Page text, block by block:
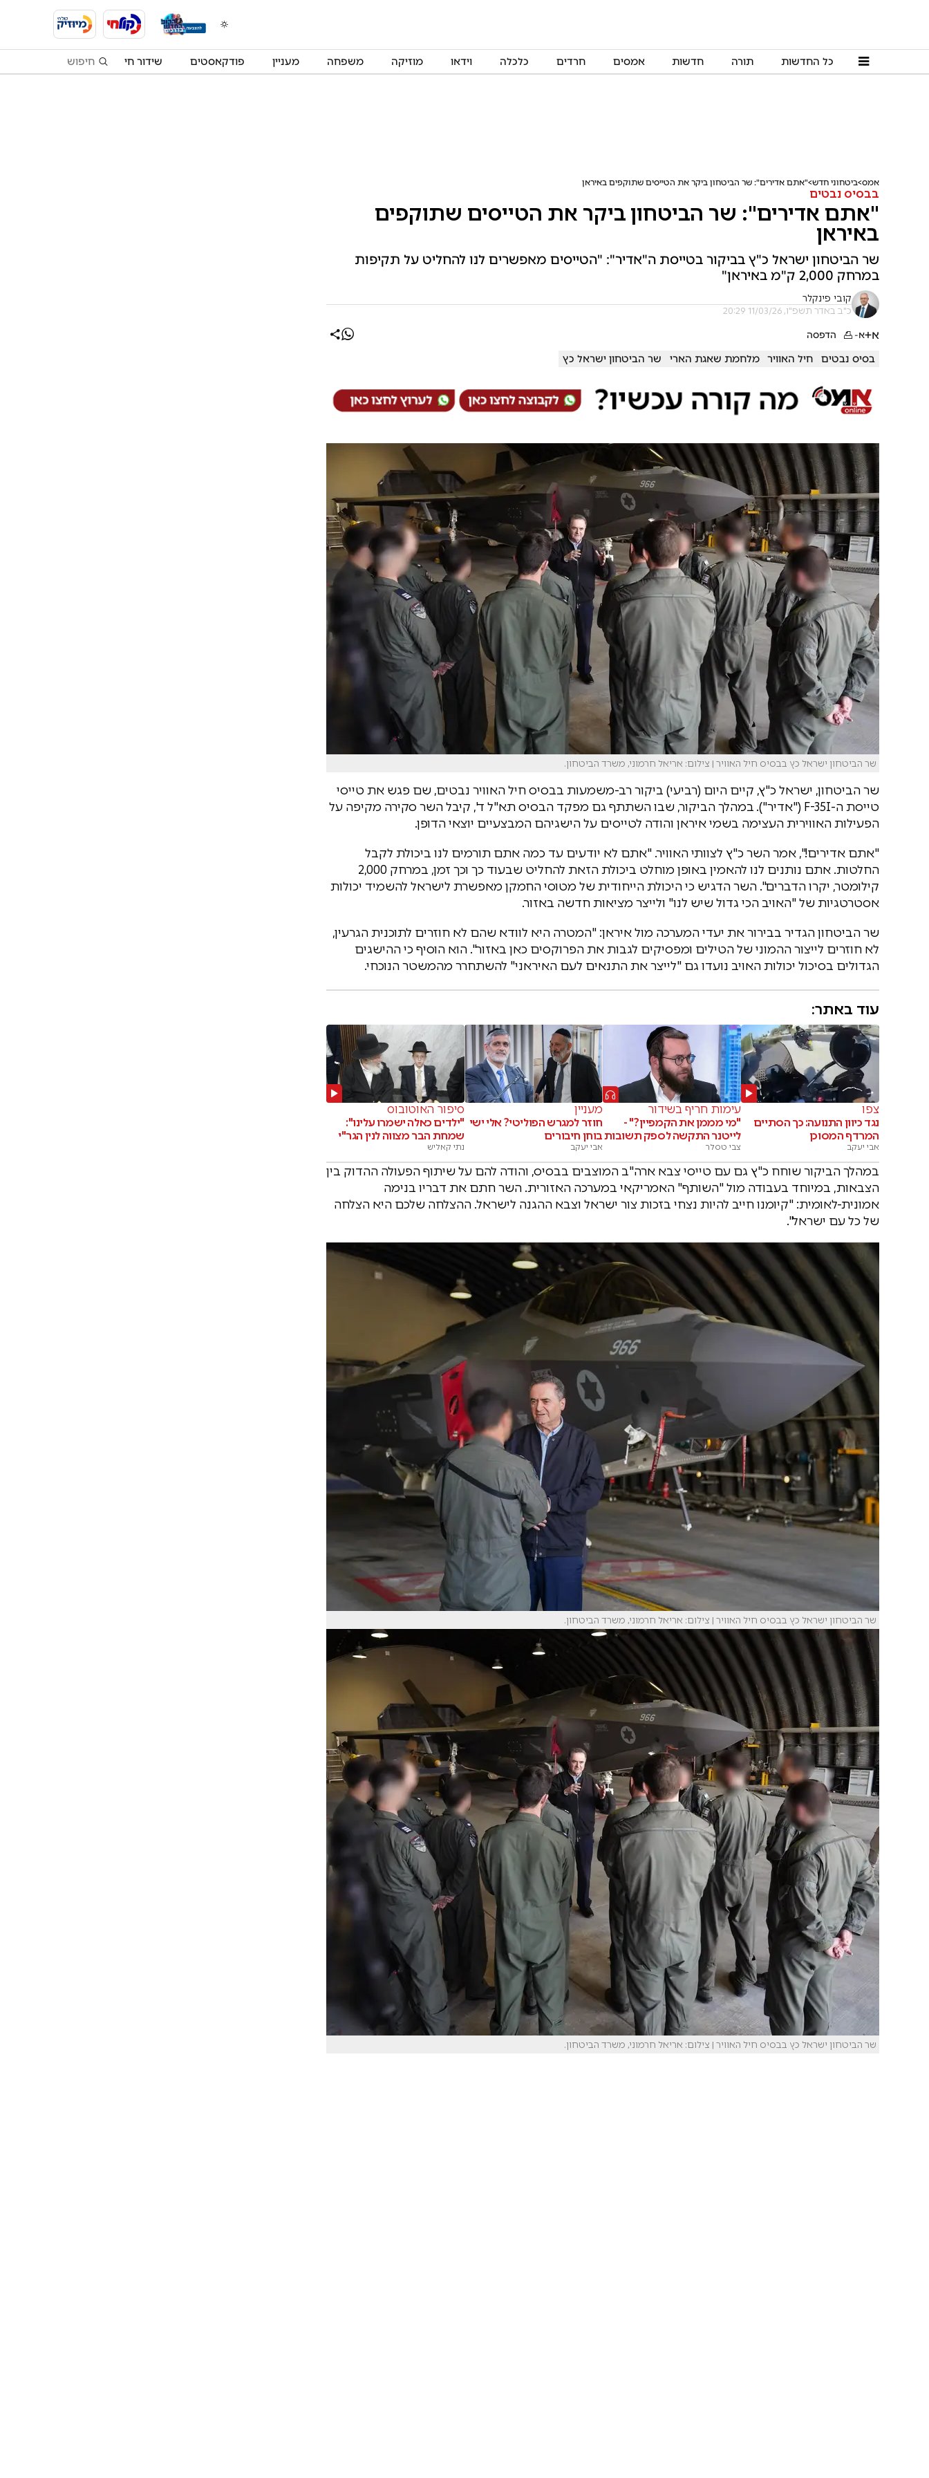
כל החדשות תורה חדשות אמסים חרדים כלכלה וידאו מוזיקה משפחה מעניין פודקאסטים שידור חי
אמס ביטחוני חדש "אתם אדירים": שר הביטחון ביקר את הטייסים שתוקפים באיראן
בבסיס נבטים
"אתם אדירים": שר הביטחון ביקר את הטייסים שתוקפים
באיראן
שר הביטחון ישראל כ"ץ בביקור בטייסת ה"אדיר": "הטייסים מאפשרים לנו להחליט על תקיפות
במרחק 2,000 ק"מ באיראן"
קובי פינקלר
כ"ב באדר תשפ"ו, 11/03/26 20:29
א+א- הדפסה
בסיס נבטים חיל האוויר מלחמת שאגת הארי שר הביטחון ישראל כץ
שר הביטחון ישראל כץ בבסיס חיל האוויר | צילום: אריאל חרמוני, משרד הביטחון.
שר הביטחון, ישראל כ"ץ, קיים היום (רביעי) ביקור רב-משמעות בבסיס חיל האוויר נבטים, שם פגש את טייסי
טייסת ה-F-35I ("אדיר"). במהלך הביקור, שבו השתתף גם מפקד הבסיס תא"ל ד', קיבל השר סקירה מקיפה על
הפעילות האווירית העצימה בשמי איראן והודה לטייסים על הישגיהם המבצעיים יוצאי הדופן.
"אתם אדירים!", אמר השר כ"ץ לצוותי האוויר. "אתם לא יודעים עד כמה אתם תורמים לנו ביכולת לקבל
החלטות. אתם נותנים לנו להאמין באופן מוחלט ביכולת הזאת להחליט שבעוד כך וכך זמן, במרחק 2,000
קילומטר, יקרו הדברים". השר הדגיש כי היכולת הייחודית של מטוסי החמקן מאפשרת לישראל להשמיד יכולות
אסטרטגיות של "האויב הכי גדול שיש לנו" ולייצר מציאות חדשה באזור.
שר הביטחון הגדיר בבירור את יעדי המערכה מול איראן: "המטרה היא לוודא שהם לא חוזרים לתוכנית הגרעין,
לא חוזרים לייצור ההמוני של הטילים ומפסיקים לגבות את הפרוקסים כאן באזור". הוא הוסיף כי ההישגים
הגדולים בסיכול יכולות האויב נועדו גם "לייצר את התנאים לעם האיראני" להשתחרר מהמשטר הנוכחי.
עוד באתר:
צפו
נגד כיוון התנועה: כך הסתיים
המרדף המסוכן
אבי יעקב
עימות חריף בשידור
"מי מממן את הקמפיין?" -
לייטנר התקשה לספק תשובות
צבי טסלר
מעניין
חוזר למגרש הפוליטי? אלי ישי
בוחן חיבורים
אבי יעקב
סיפור האוטובוס
"ילדים כאלה ישמרו עלינו":
שמחת הבר מצווה לנין הגר"י
נתי קאליש
במהלך הביקור שוחח כ"ץ גם עם טייסי צבא ארה"ב המוצבים בבסיס, והודה להם על שיתוף הפעולה ההדוק בין
הצבאות, במיוחד בעבודה מול "השותף" האמריקאי במערכה האזורית. השר חתם את דבריו בנימה
אמונית-לאומית: "קיומנו חייב להיות נצחי בזכות צור ישראל וצבא ההגנה לישראל. ההצלחה שלכם היא הצלחה
של כל עם ישראל".
שר הביטחון ישראל כץ בבסיס חיל האוויר | צילום: אריאל חרמוני, משרד הביטחון.
שר הביטחון ישראל כץ בבסיס חיל האוויר | צילום: אריאל חרמוני, משרד הביטחון.